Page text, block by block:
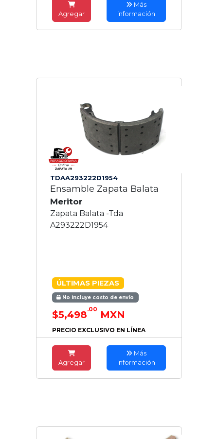
Agregar
Más
información
TDAA293222D1954
Ensamble Zapata Balata
Meritor
Zapata Balata -Tda
A293222D1954
ÚLTIMAS PIEZAS
No incluye costo de envío
$5,498.00 MXN
PRECIO EXCLUSIVO EN LÍNEA
Agregar
Más
información